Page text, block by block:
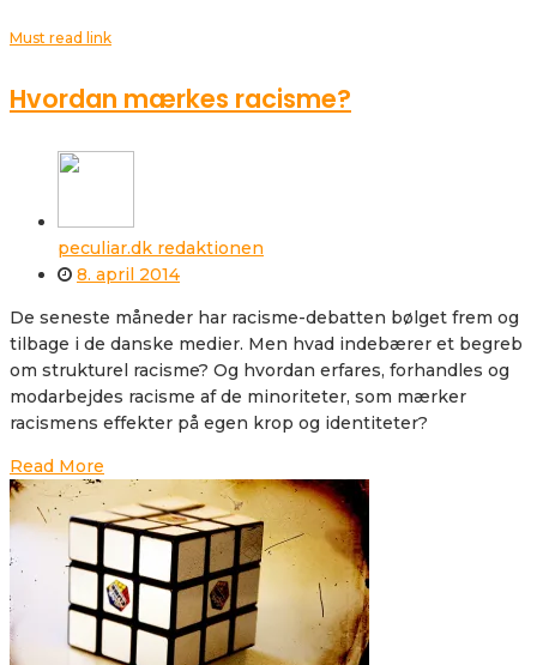
Must read link
Hvordan mærkes racisme?
peculiar.dk redaktionen
8. april 2014
De seneste måneder har racisme-debatten bølget frem og
tilbage i de danske medier. Men hvad indebærer et begreb
om strukturel racisme? Og hvordan erfares, forhandles og
modarbejdes racisme af de minoriteter, som mærker
racismens effekter på egen krop og identiteter?
Read More